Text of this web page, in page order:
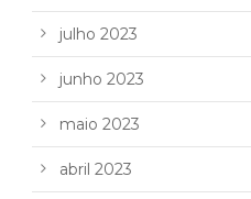
julho 2023
junho 2023
maio 2023
abril 2023